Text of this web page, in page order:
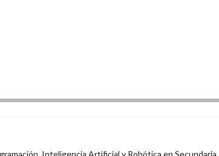
Inteligencia Artificial y Robótica en Secundaria.